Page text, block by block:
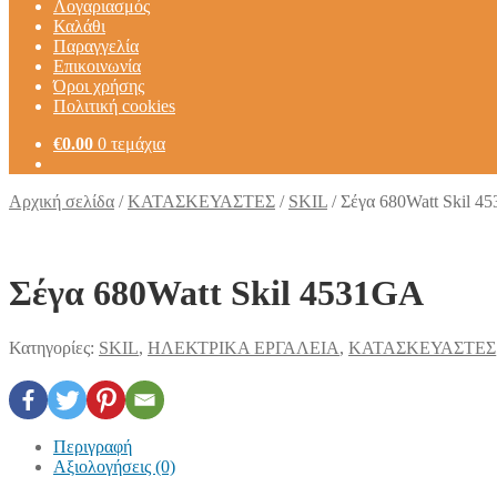
Λογαριασμός
Καλάθι
Παραγγελία
Επικοινωνία
Όροι χρήσης
Πολιτική cookies
€0.00 0 τεμάχια
Αρχική σελίδα /ΚΑΤΑΣΚΕΥΑΣΤΕΣ / SKIL /Σέγα 680Watt Skil
Σέγα 680Watt Skil 4531GA
Κατηγορίες: SKIL, ΗΛΕΚΤΡΙΚΑ ΕΡΓΑΛΕΙΑ, ΚΑΤΑΣΚΕΥΑΣΤΕΣ
Περιγραφή
Αξιολογήσεις (0)